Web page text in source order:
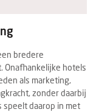
bredere
Onafhankelijke hotels
als marketing,
zonder daarbij
speelt daarop in met